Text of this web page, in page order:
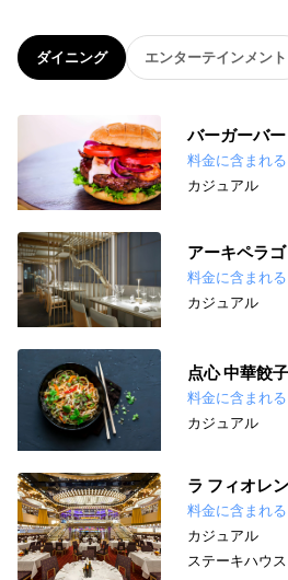
ダイニング エンターテインメント
バーガーバー
料金に含まれる
カジュアル
アーキペラゴ
料金に含まれる
カジュアル
点心 中華餃
料金に含まれる
カジュアル
ラ フィオレ
料金に含まれる
カジュアル
ステーキハウス